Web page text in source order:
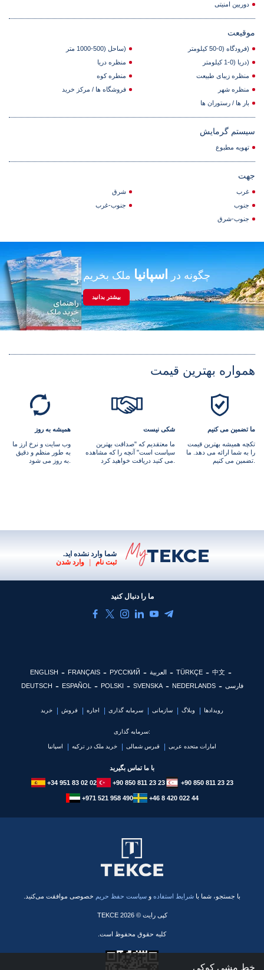
دوربین امنیتی
موقیعت
(فرودگاه (0-50 کیلومتر
(ساحل (500-1000 متر
(دریا (0-1 کیلومتر
منظره دریا
منظره زیبای طبیعت
منطره کوه
منظره شهر
فروشگاه ها / مرکز خرید
بار ها / رستوران ها
سیستم گرمایش
تهویه مطبوع
جهت
غرب
شرق
جنوب
جنوب-غرب
جنوب-شرق
چگونه دراسپانیاملک بخریم
بیشتر بدانید
همواره بهترین قیمت
همیشه به روز
وب سایت و نرخ ارز ما
به طور منظم و دقیق
شکی نیست
ما معتقدیم که "صداقت بهترین
سیاست است" آنچه را که مشاهده
ما تضمین می کنیم
تکچه همیشه بهترین قیمت
را به شما ارائه می دهد. ما
شما وارد نشده اید.
ثبت نام
| وارد شدن
ما را دنبال کنید
ENGLISH FRANÇAIS РУССКИЙ العربية TÜRKÇE
中文
DEUTSCH
ESPAÑOL POLSKI SVENSKA NEDERLANDS فارسی
خرید فروش اجاره سرمایه گذاری سازمانی وبلاگ رویدادها
سرمایه گذاری:
اسپانیا خرید ملک در ترکیه قبرس شمالی امارات متحده عربی
با ما تماس بگیرید
+34 951 83 02 02 +90 850 811 23 23 +90 850 811 23 23
+971 521 958 490 +46 8 420 022 44
با جستجو، شما با شرایط استفاده و سیاست حفظ حریم خصوصی موافقت می‌کنید.
کپی رایت © 2026 TEKCE
کلیه حقوق محفوظ است.
خط مشی کوکی